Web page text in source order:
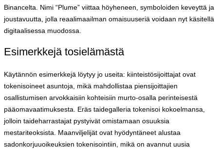
Binancelta. Nimi “Plume” viittaa höyheneen, symboloiden keveyttä ja
joustavuutta, jolla reaalimaailman omaisuuseriä voidaan nyt käsitellä
digitaalisessa muodossa.
Esimerkkejä tosielämästä
Käytännön esimerkkejä löytyy jo useita: kiinteistösijoittajat ovat
tokenisoineet asuntoja, mikä mahdollistaa piensijoittajien
osallistumisen arvokkaisiin kohteisiin murto-osalla perinteisestä
pääomavaatimuksesta. Eräs taidegalleria tokenisoi kokoelmansa,
jolloin taideharrastajat pystyivät omistamaan osuuksia
mestariteoksista. Maanviljelijät ovat hyödyntäneet alustaa
sadonkorjuuoikeuksien tokenisointiin, mikä on avannut uusia